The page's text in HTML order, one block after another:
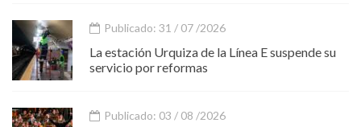
Publicado: 31 / 07 /2026
La estación Urquiza de la Línea E suspende su
servicio por reformas
Publicado: 03 / 08 /2026